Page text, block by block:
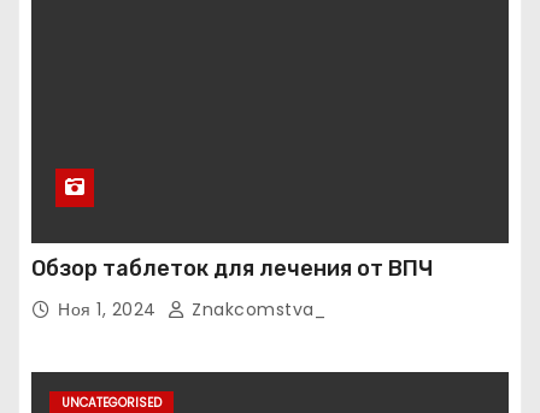
Обзор таблеток для лечения от ВПЧ
Ноя 1, 2024 Znakcomstva_
UNCATEGORISED